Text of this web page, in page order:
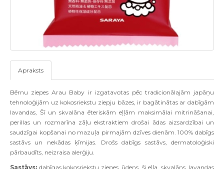
Apraksts
Bērnu ziepes Arau Baby ir izgatavotas pēc tradicionālajām japāņu
tehnoloģijām uz kokosriekstu ziepju bāzes, ir bagātinātas ar dabīgām
lavandas, Šī un skvalāna ēteriskām eļļām maksimālai mitrināšanai,
perillas un rozmarīna zāļu ekstraktiem drošai ādas aizsardzībai un
saudzīgai kopšanai no mazuļa pirmajām dzīves dienām. 100% dabīgs
sastāvs un nekādas ķīmijas. Drošs dabīgs sastāvs, dermatoloģiski
pārbaudīts, neizraisa alerģiju.
Sastāvs: dabīgas kokosriekstu ziepes, ūdens, ši eļļa, skvalāns, lavandas